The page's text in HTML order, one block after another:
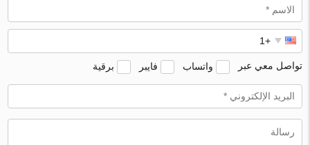
تواصل معي عبر واتساب فايبر برقية